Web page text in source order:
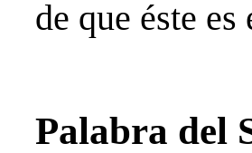
de que éste
Palabra del